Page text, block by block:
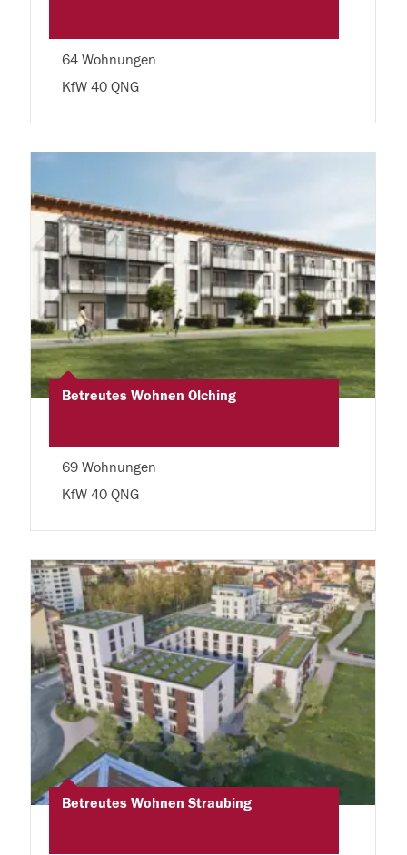
64 Wohnungen
KfW 40 QNG
Betreutes Wohnen Olching
69 Wohnungen
KfW 40 QNG
Betreutes Wohnen Straubing